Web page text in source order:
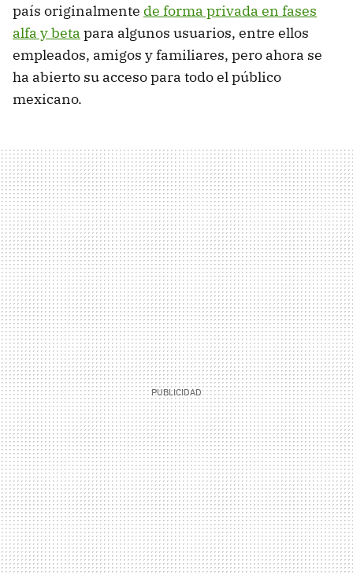
país originalmente de forma privada en fases
alfa y beta para algunos usuarios, entre ellos
empleados, amigos y familiares, pero ahora se
ha abierto su acceso para todo el público
mexicano.